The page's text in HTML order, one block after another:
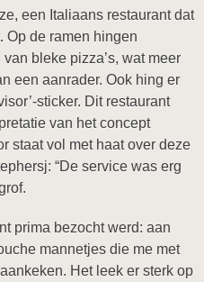
een Italiaans restaurant dat
Op de ramen hingen
bleke pizza’s, wat meer
een aanrader. Ook hing er
sticker. Dit restaurant
van het concept
staat vol met haat over deze
“De service was erg
prima bezocht werd: aan
mannetjes die me met
Het leek er sterk op